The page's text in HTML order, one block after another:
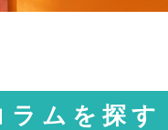
ラムを探す